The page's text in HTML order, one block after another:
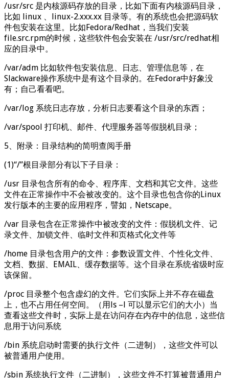
/usr/src 是内核源码存放的目录，比如下面有内核源码目录，
比如 linux 、linux-2.xxx.xx 目录等。有的系统也会把源码软
件包安装在这里。比如Fedora/Redhat，当我们安装
file.src.rpm的时候，这些软件包会安装在 /usr/src/redhat相
应的目录中。
/var/adm 比如软件包安装信息、日志、管理信息等，在
Slackware操作系统中是有这个目录的。在Fedora中好象没
有；自己看看吧。
/var/log 系统日志存放，分析日志要看这个目录的东西；
/var/spool 打印机、邮件、代理服务器等假脱机目录；
5、附录：目录结构的简明查阅手册
(1)“/”根目录部分有以下子目录：
/usr 目录包含所有的命令、程序库、文档和其它文件。这些
文件在正常操作中不会被改变的。这个目录也包含你的Linux
发行版本的主要的应用程序，譬如，Netscape。
/var 目录包含在正常操作中被改变的文件：假脱机文件、记
录文件、加锁文件、临时文件和页格式化文件等
/home 目录包含用户的文件：参数设置文件、个性化文件、
文档、数据、EMAIL、缓存数据等。这个目录在系统省级时应
该保留。
/proc 目录整个包含虚幻的文件。它们实际上并不存在磁盘
上，也不占用任何空间。（用ls –l 可以显示它们的大小）当
查看这些文件时，实际上是在访问存在内存中的信息，这些信
息用于访问系统
/bin 系统启动时需要的执行文件（二进制），这些文件可以
被普通用户使用。
/sbin 系统执行文件（二进制），这些文件不打算被普通用户